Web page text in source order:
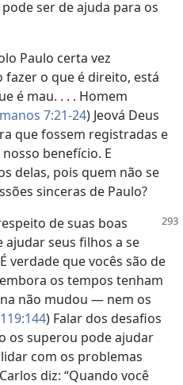
ser de ajuda para os
Paulo certa vez
fazer o que é direito, está
é mau. . . . Homem
7:21-24) Jeová Deus
que fossem registradas e
benefício. E
delas, pois quem não se
sinceras de Paulo?
de suas boas
ajudar seus filhos a se
verdade que vocês são de
os tempos tenham
não mudou — nem os
) Falar dos desafios
os superou pode ajudar
com os problemas
diz: “Quando você